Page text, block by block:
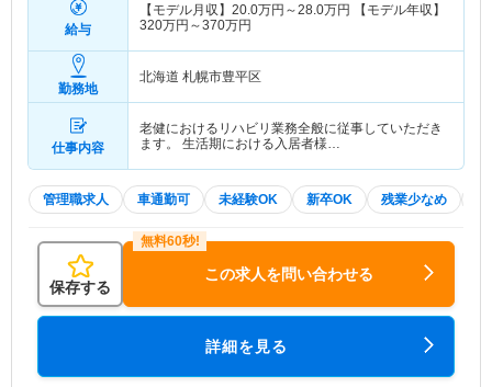
給与
【モデル月収】 20.0万円～28.0万円 【モデル年収】
320万円～370万円
勤務地
北海道 札幌市豊平区
仕事内容
老健におけるリハビリ業務全般に従事していただき
ます。 生活期における入居者様…
管理職求人 車通勤可 未経験OK 新卒OK 残業少なめ
保存する
この求人を問い合わせる
詳細を見る